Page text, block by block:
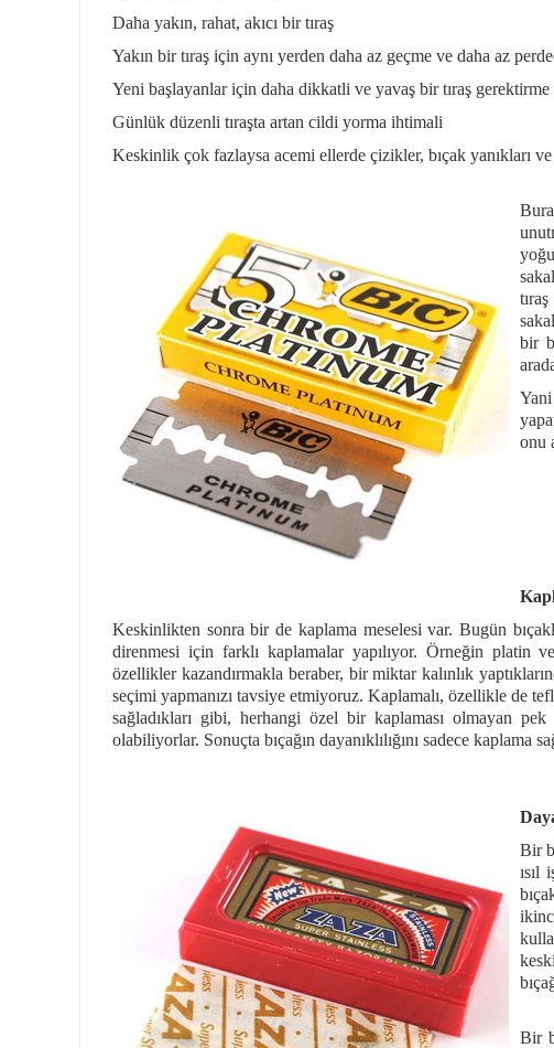
Daha yakın, rahat, akıcı bir tıraş
Yakın bir tıraş için aynı yerden daha az geçme ve daha az
Yeni başlayanlar için daha dikkatli ve yavaş bir tıraş gerektirme
Günlük düzenli tıraşta artan cildi yorma ihtimali
Keskinlik çok fazlaysa acemi ellerde çizikler, bıçak yanıkları
bir
onu
Keskinlikten sonra bir de kaplama meselesi var. Bugün
direnmesi için farklı kaplamalar yapılıyor. Örneğin platin
özellikler kazandırmakla beraber, bir miktar kalınlık
seçimi yapmanızı tavsiye etmiyoruz. Kaplamalı, özellikle de
sağladıkları gibi, herhangi özel bir kaplaması olmayan
olabiliyorlar. Sonuçta bıçağın dayanıklılığını sadece kaplama
Bir
ısıl
Bir